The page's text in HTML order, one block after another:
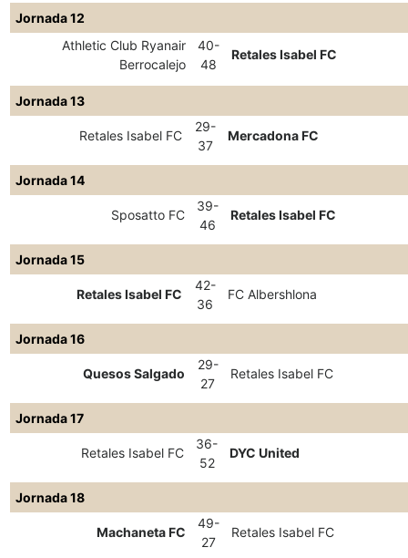
Jornada 12
Athletic Club Ryanair
Berrocalejo
40-
48
Retales Isabel FC
Jornada 13
Retales Isabel FC
29-
37
Mercadona FC
Jornada 14
Sposatto FC
39-
46
Retales Isabel FC
Jornada 15
Retales Isabel FC
42-
36
FC Albershlona
Jornada 16
Quesos Salgado
29-
27
Retales Isabel FC
Jornada 17
Retales Isabel FC
36-
52
DYC United
Jornada 18
Machaneta FC
49-
27
Retales Isabel FC